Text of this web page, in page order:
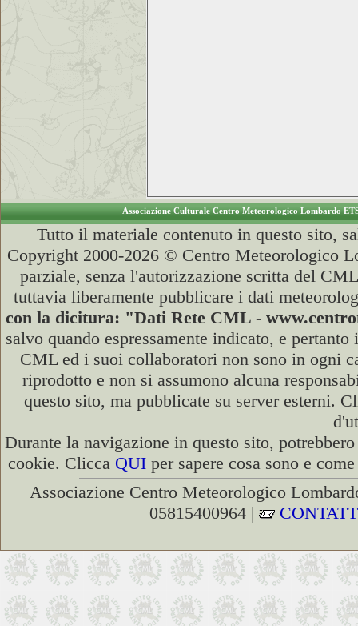
Associazione Culturale Centro Meteorologico Lombardo
Tutto il materiale contenuto in questo sito,
Copyright 2000-2026 © Centro Meteorologico
parziale, senza l'autorizzazione scritta del
tuttavia liberamente pubblicare i dati
con la dicitura: "Dati Rete CML -
salvo quando espressamente indicato, e
CML ed i suoi collaboratori non sono in ogni
riprodotto e non si assumono alcuna
questo sito, ma pubblicate su server esterni.
Durante la navigazione in questo sito,
cookie. Clicca QUI per sapere cosa sono e
Associazione Centro Meteorologico
05815400964 |